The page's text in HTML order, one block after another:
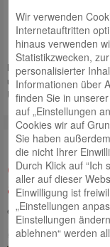
hat sich die Sparkasse
um gemeinnützigen
Unterstützung zuMehr
Der
anmelden!
eingestellt vonDaniel
Wir verwenden
Internetauftritten
hinaus verwenden
Statistikzwecken,
personalisierter
Informationen über
finden Sie in unserer
auf „Einstellungen
Cookies wir auf
Sie haben
die nicht Ihrer
Durch Klick auf “Ich
aller auf dieser
Einwilligung ist
„Einstellungen
Einstellungen
ablehnen“ werden